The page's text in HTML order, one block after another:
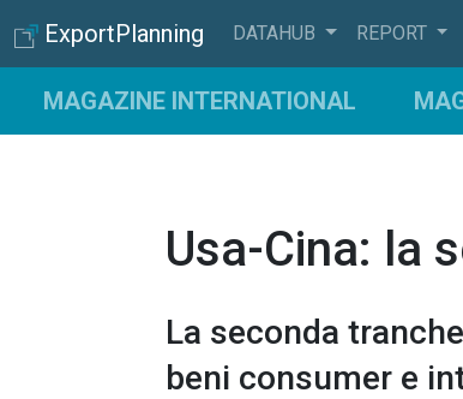
ExportPlanning DATAHUB REPORT
MAGAZINE INTERNATIONAL
Usa-Cina: la
La seconda
beni consumer e